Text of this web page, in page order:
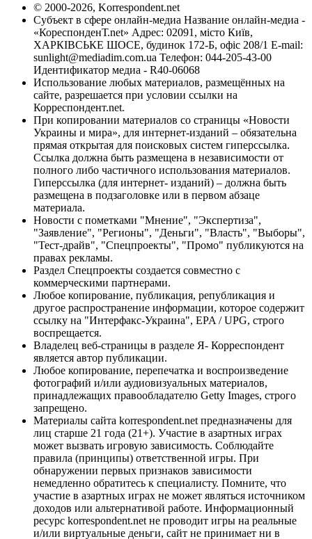
© 2000-2026, Korrespondent.net
Субъект в сфере онлайн-медиа Название онлайн-медиа -
«КореспонденТ.net» Адрес: 02091, місто Київ,
ХАРКІВСЬКЕ ШОСЕ, будинок 172-Б, офіс 208/1 E-mail:
sunlight@mediadim.com.ua Телефон: 044-205-43-00
Идентификатор медиа - R40-06068
Использование любых материалов, размещённых на
сайте, разрешается при условии ссылки на
Корреспондент.net.
При копировании материалов со страницы «Новости
Украины и мира», для интернет-изданий – обязательна
прямая открытая для поисковых систем гиперссылка.
Ссылка должна быть размещена в независимости от
полного либо частичного использования материалов.
Гиперссылка (для интернет- изданий) – должна быть
размещена в подзаголовке или в первом абзаце
материала.
Новости с пометками "Мнение", "Экспертиза",
"Заявление", "Регионы", "Деньги", "Власть", "Выборы",
"Тест-драйв", "Спецпроекты", "Промо" публикуются на
правах рекламы.
Раздел Спецпроекты создается совместно с
коммерческими партнерами.
Любое копирование, публикация, републикация и
другое распространение информации, которое содержит
ссылку на "Интерфакс-Украина", EPA / UPG, строго
воспрещается.
Владелец веб-страницы в разделе Я- Корреспондент
является автор публикации.
Любое копирование, перепечатка и воспроизведение
фотографий и/или аудиовизуальных материалов,
принадлежащих правообладателю Getty Images, строго
запрещено.
Материалы сайта korrespondent.net предназначены для
лиц старше 21 года (21+). Участие в азартных играх
может вызвать игровую зависимость. Соблюдайте
правила (принципы) ответственной игры. При
обнаружении первых признаков зависимости
немедленно обратитесь к специалисту. Помните, что
участие в азартных играх не может являться источником
доходов или альтернативой работе. Информационный
ресурс korrespondent.net не проводит игры на реальные
и/или виртуальные деньги, сайт не принимает ни в